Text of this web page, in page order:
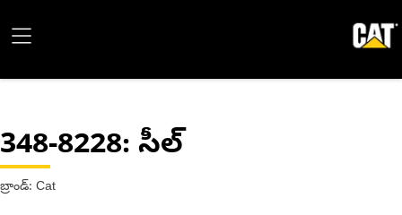
348-8228: సీల్
బ్రాండ్: Cat